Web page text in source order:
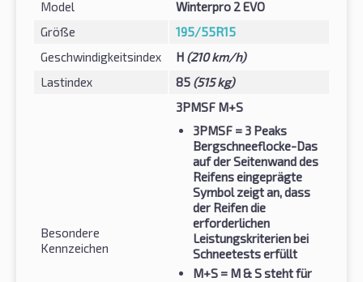
Model
Winterpro 2 EVO
Größe
195/55R15
Geschwindigkeitsindex
H (210 km/h)
Lastindex
85 (515 kg)
Besondere
Kennzeichen
3PMSF M+S
3PMSF = 3 Peaks
Bergschneeflocke-Das
auf der Seitenwand des
Reifens eingeprägte
Symbol zeigt an, dass
der Reifen die
erforderlichen
Leistungskriterien bei
Schneetests erfüllt
M+S = M & S steht für